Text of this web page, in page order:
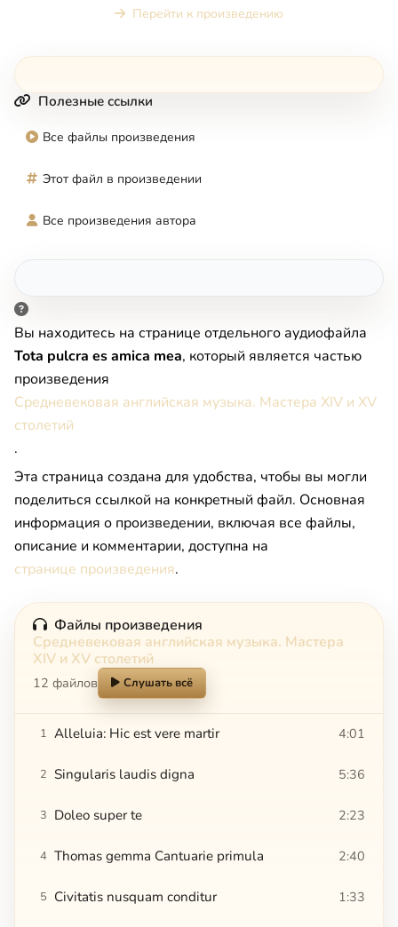
Перейти к произведению
Полезные ссылки
Все файлы произведения
Этот файл в произведении
Все произведения автора
Вы находитесь на странице отдельного аудиофайла
Tota pulcra es amica mea, который является частью
произведения
Средневековая английская музыка. Мастера XIV и XV
столетий
.
Эта страница создана для удобства, чтобы вы могли
поделиться ссылкой на конкретный файл. Основная
информация о произведении, включая все файлы,
описание и комментарии, доступна на
странице произведения.
Файлы произведения
Средневековая английская музыка. Мастера
XIV и XV столетий
12 файлов Слушать всё
1 Alleluia: Hic est vere martir 4:01
2 Singularis laudis digna 5:36
3 Doleo super te 2:23
4 Thomas gemma Cantuarie primula 2:40
5 Civitatis nusquam conditur 1:33